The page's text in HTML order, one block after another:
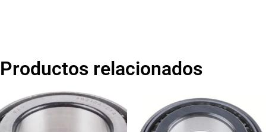
Productos relacionados